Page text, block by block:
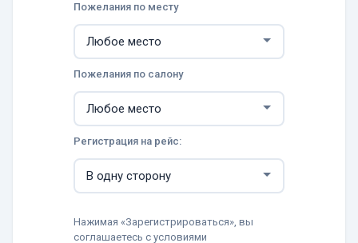
Пожелания по месту
Пожелания по салону
Регистрация на рейс:
Нажимая «Зарегистрироваться», вы
соглашаетесь с условиями